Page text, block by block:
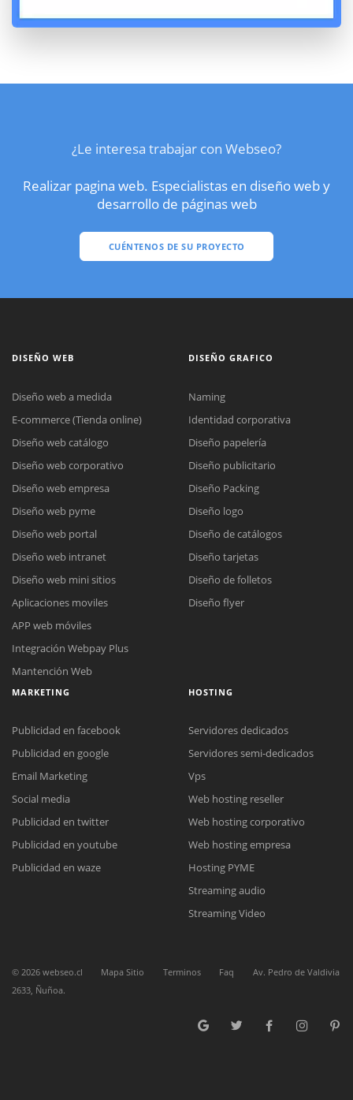
¿Le interesa trabajar con Webseo?
Realizar pagina web. Especialistas en diseño web y
desarrollo de páginas web
CUÉNTENOS DE SU PROYECTO
Reunión online
Nuestros ejecutivos le enviarán un correo electrónico con el enlace a
Meet para la reunión online.
Cotización
Complete el formulario y nos contactaremos a la brevedad.
Chat Online
para enviarnos un correo electrónico con sus datos personales.
DISEÑO WEB
Diseño web a medida
E-commerce (Tienda online)
Diseño web catálogo
Diseño web corporativo
Diseño web empresa
Diseño web pyme
Diseño web portal
Diseño web intranet
Diseño web mini sitios
Aplicaciones moviles
APP web móviles
Integración Webpay Plus
Mantención Web
DISEÑO GRAFICO
Naming
Identidad corporativa
Diseño papelería
Diseño publicitario
Diseño Packing
Diseño logo
Diseño de catálogos
Diseño tarjetas
Diseño de folletos
Diseño flyer
MARKETING
Publicidad en facebook
Publicidad en google
Email Marketing
Social media
Publicidad en twitter
Publicidad en youtube
Publicidad en waze
HOSTING
Servidores dedicados
Servidores semi-dedicados
Vps
Web hosting reseller
Web hosting corporativo
Web hosting empresa
Hosting PYME
Streaming audio
Streaming Video
© 2026 webseo.cl Mapa Sitio Terminos Faq
Av. Pedro de Valdivia
2633, Ñuñoa.